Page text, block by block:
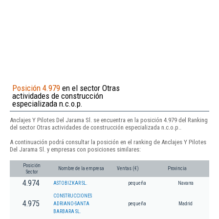
Posición 4.979 en el sector Otras
actividades de construcción
especializada n.c.o.p.
Anclajes Y Pilotes Del Jarama Sl. se encuentra en la posición 4.979 del Ranking
del sector Otras actividades de construcción especializada n.c.o.p..
A continuación podrá consultar la posición en el ranking de Anclajes Y Pilotes
Del Jarama Sl. y empresas con posiciones similares:
Posición
Sector
Nombre de la empresa Ventas (€) Provincia
4.974 ASTOBIZKAR SL. pequeña Navarra
4.975
CONSTRUCCIONES
ADRIANO-SANTA
BARBARA SL.
pequeña Madrid